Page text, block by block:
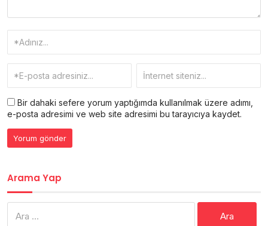
Bir dahaki sefere yorum yaptığımda kullanılmak üzere adımı,
e-posta adresimi ve web site adresimi bu tarayıcıya kaydet.
Arama Yap